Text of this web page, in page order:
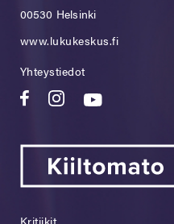
00530 Helsinki
www.lukukeskus.fi
Yhteystiedot
Kritiikit